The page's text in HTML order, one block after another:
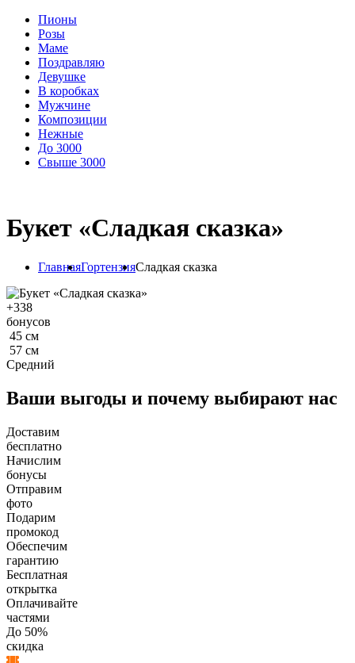
Пионы
Розы
Маме
Поздравляю
Девушке
В коробках
Мужчине
Композиции
Нежные
До 3000
Свыше 3000
Букет «Сладкая сказка»
ГлавнаяГортензияСладкая сказка
+338
бонусов
45 см
57 см
Средний
Ваши выгоды и почему выбирают нас
Доставим
бесплатно
Начислим
бонусы
Отправим
фото
Подарим
промокод
Обеспечим
гарантию
Бесплатная
открытка
Оплачивайте
частями
До 50%
скидка